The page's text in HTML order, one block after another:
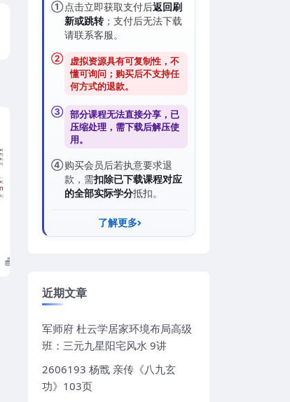
①点击立即获取支付后返回刷
新或跳转；支付后无法下载
请联系客服。
②
虚拟资源具有可复制性，不
懂可询问；购买后不支持任
何方式的退款。
③ 部分课程无法直接分享，已
压缩处理，需下载后解压使
用。
④购买会员后若执意要求退
款，需扣除已下载课程对应
的全部实际学分抵扣。
了解更多
近期文章
军师府 杜云学居家环境布局高级
班：三元九星阳宅风水 9讲
2606193 杨戬 亲传《八九玄
功》103页